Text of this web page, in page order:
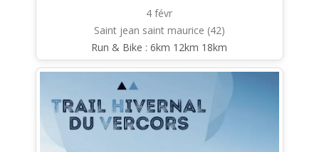
4 févr
Saint jean saint maurice (42)
Run & Bike : 6km 12km 18km